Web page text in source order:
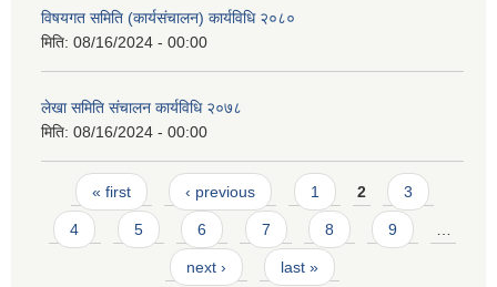
विषयगत समिति (कार्यसंचालन) कार्यविधि २०८०
मिति: 08/16/2024 - 00:00
लेखा समिति संचालन कार्यविधि २०७८
मिति: 08/16/2024 - 00:00
Pages
« first ‹ previous 1 2 3
4 5 6 7 8 9 …
next › last »